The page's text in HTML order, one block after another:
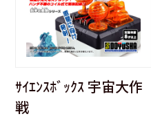
ｻｲｴﾝｽﾎﾞｯｸｽ 宇宙大作
戦